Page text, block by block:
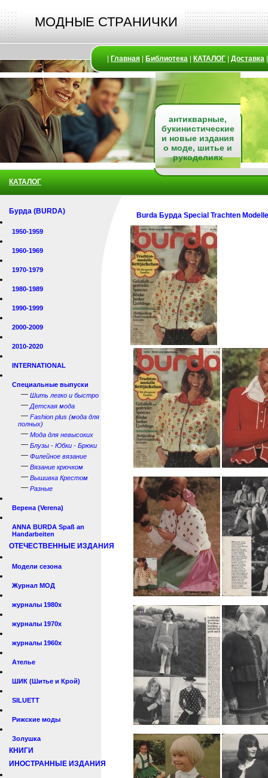
МОДНЫЕ СТРАНИЧКИ
Главная Библиотека КАТАЛОГ Доставка
антикварные,
букинистические
и новые издания
о моде, шитье и
рукоделиях
КАТАЛОГ
Бурда (BURDA)
1950-1959
1960-1969
1970-1979
1980-1989
1990-1999
2000-2009
2010-2020
INTERNATIONAL
Специальные выпуски
— Шить легко и быстро
— Детская мода
— Fashion plus (мода для
полных)
— Мода для невысоких
— Блузы - Юбки - Брюки
— Филейное вязание
— Вязание крючком
— Вышивка Крестом
— Разные
Верена (Verena)
ANNA BURDA Spaß an
Handarbeiten
ОТЕЧЕСТВЕННЫЕ ИЗДАНИЯ
Модели сезона
Журнал МОД
журналы 1980х
журналы 1970х
журналы 1960х
Ателье
ШИК (Шитье и Крой)
SILUETT
Рижские моды
Золушка
КНИГИ
ИНОСТРАННЫЕ ИЗДАНИЯ
Burda Бурда Special Trachten